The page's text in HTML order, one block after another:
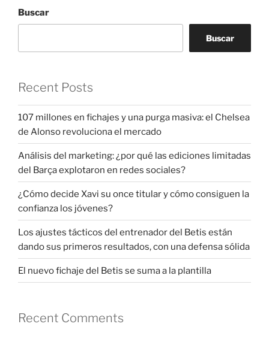
Buscar
Buscar
Recent Posts
107 millones en fichajes y una purga masiva: el Chelsea
de Alonso revoluciona el mercado
Análisis del marketing: ¿por qué las ediciones limitadas
del Barça explotaron en redes sociales?
¿Cómo decide Xavi su once titular y cómo consiguen la
confianza los jóvenes?
Los ajustes tácticos del entrenador del Betis están
dando sus primeros resultados, con una defensa sólida
El nuevo fichaje del Betis se suma a la plantilla
Recent Comments